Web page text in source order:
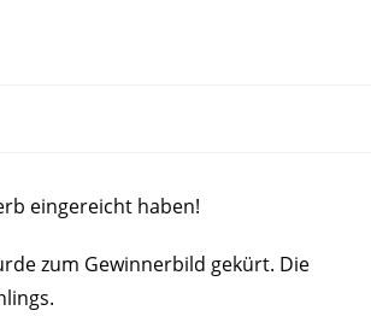
eingereicht haben!
zum Gewinnerbild gekürt. Die